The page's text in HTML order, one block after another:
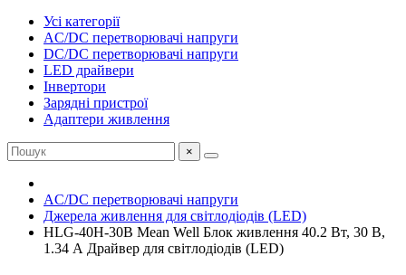
Усі категорії
AC/DC перетворювачі напруги
DC/DC перетворювачі напруги
LED драйвери
Інвертори
Зарядні пристрої
Адаптери живлення
×
AC/DC перетворювачі напруги
Джерела живлення для світлодіодів (LED)
HLG-40H-30B Mean Well Блок живлення 40.2 Вт, 30 В,
1.34 А Драйвер для світлодіодів (LED)